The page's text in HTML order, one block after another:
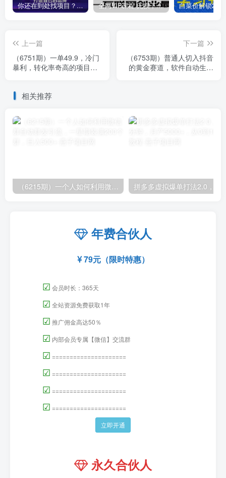
你还在到处找项目？还在当韭菜？我靠卖项目一个月收入5万+，曾经我也是个失败者。 全网VIP课程 无损下载~
上一篇
（6751期）一单49.9，冷门
暴利，转化率奇高的项目，
下一篇
（6753期）普通人切入抖音
的黄金赛道，软件自动生成
相关推荐
年费合伙人
79元（限时特惠）
☑ 会员时长：365天
☑ 全站资源免费获取1年
☑ 推广佣金高达50％
☑ 内部会员专属【微信】交流群
☑ =====================
☑ =====================
☑ =====================
☑ =====================
立即开通
永久合伙人